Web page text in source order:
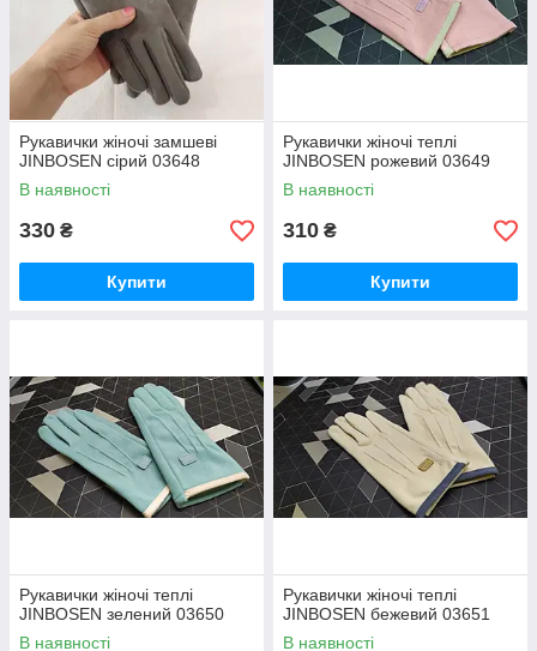
Рукавички жіночі замшеві
JINBOSEN сірий 03648
В наявності
330 ₴
Купити
Рукавички жіночі теплі
JINBOSEN рожевий 03649
В наявності
310 ₴
Купити
Рукавички жіночі теплі
JINBOSEN зелений 03650
В наявності
Рукавички жіночі теплі
JINBOSEN бежевий 03651
В наявності